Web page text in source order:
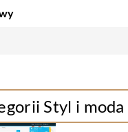
Styl i moda